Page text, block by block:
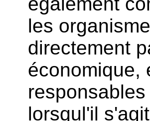
les
directement
économique,
lorsqul'il